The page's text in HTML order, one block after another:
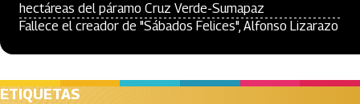
hectáreas del páramo Cruz Verde-Sumapaz
Fallece el creador de "Sábados Felices", Alfonso Lizarazo
ETIQUETAS